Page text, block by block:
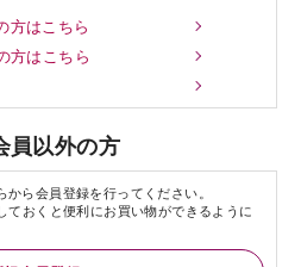
方はこちら
方はこちら
員以外の方
ら会員登録を行ってください。
ておくと便利にお買い物ができるように